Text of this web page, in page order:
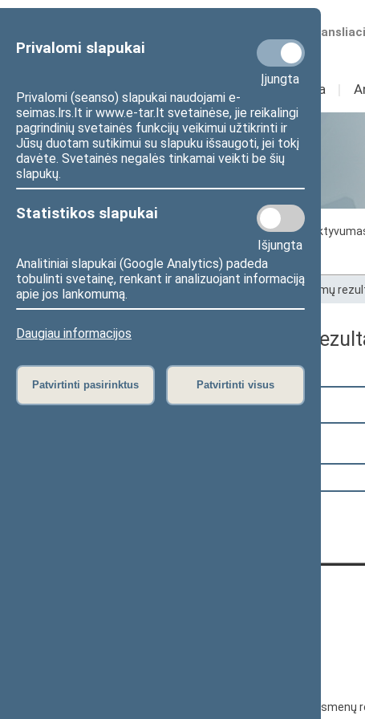
Privalomi slapukai
Įjungta
Privalomi (seanso) slapukai naudojami e-
seimas.lrs.lt ir www.e-tar.lt svetainėse, jie reikalingi
pagrindinių svetainės funkcijų veikimui užtikrinti ir
Jūsų duotam sutikimui su slapuku išsaugoti, jei tokį
davėte. Svetainės negalės tinkamai veikti be šių
slapukų.
Statistikos slapukai
Išjungta
Analitiniai slapukai (Google Analytics) padeda
tobulinti svetainę, renkant ir analizuojant informaciją
apie jos lankomumą.
Daugiau informacijos
Patvirtinti pasirinktus Patvirtinti visus
Numatomos
Sudėtis Veikla I
Statistika
Seimo narių
Seimo narių balsavimų rezultatai
Pradžia Seimo narių balsavimų
Seimo narių balsavimų
Pasirinkite kadenciją:
2024–2028 metų kadencija
Duomenys kaupiami ir saugomi Juridinių asmenų